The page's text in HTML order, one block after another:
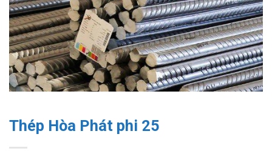
Thép Hòa Phát phi 25